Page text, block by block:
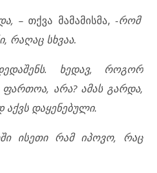
–თქვა მამამისმა, -რომ
რაღაც სხვაა.
ხედავ, როგორ
ფართოა, არა? ამას გარდა,
აქვს დაყენებული.
ისეთი რამ იპოვო, რაც